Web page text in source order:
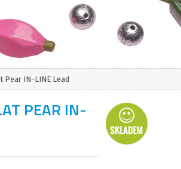
Pear IN-LINE Lead
PEAR IN-